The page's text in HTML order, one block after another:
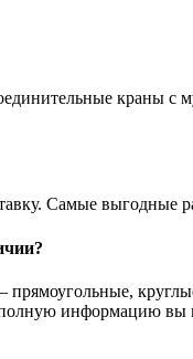
краны с
Самые выгодные
полную информацию